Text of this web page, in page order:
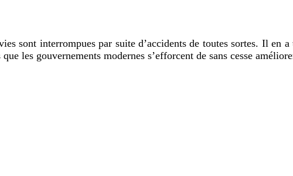
sont interrompues par suite d’accidents de toutes sortes. Il en
les gouvernements modernes s’efforcent de sans cesse